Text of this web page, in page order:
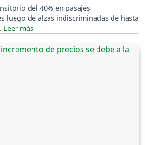
del 40% en pasajes
luego de alzas indiscriminadas de hasta